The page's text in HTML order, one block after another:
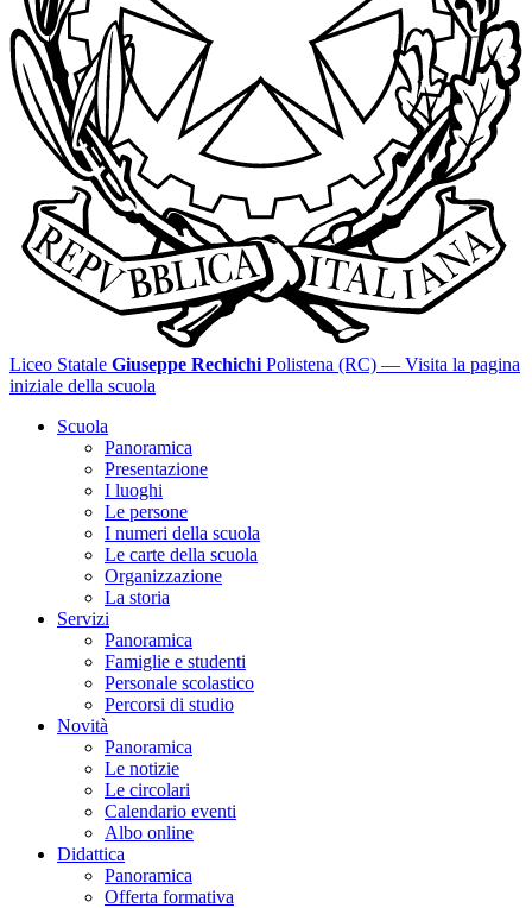
Liceo Statale Giuseppe Rechichi Polistena (RC) — Visita la pagina
iniziale della scuola
Scuola
Panoramica
Presentazione
I luoghi
Le persone
I numeri della scuola
Le carte della scuola
Organizzazione
La storia
Servizi
Panoramica
Famiglie e studenti
Personale scolastico
Percorsi di studio
Novità
Panoramica
Le notizie
Le circolari
Calendario eventi
Albo online
Didattica
Panoramica
Offerta formativa